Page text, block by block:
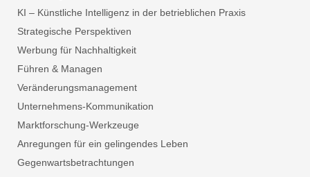
KI – Künstliche Intelligenz in der betrieblichen Praxis
Strategische Perspektiven
Werbung für Nachhaltigkeit
Führen & Managen
Veränderungsmanagement
Unternehmens-Kommunikation
Marktforschung-Werkzeuge
Anregungen für ein gelingendes Leben
Gegenwartsbetrachtungen